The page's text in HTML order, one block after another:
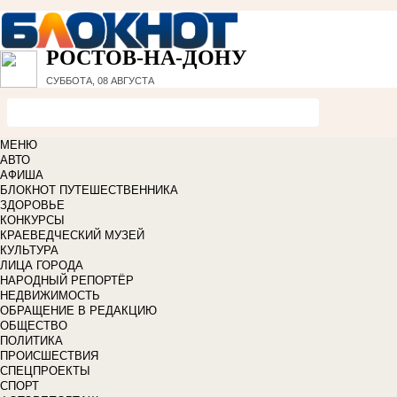
РОСТОВ-НА-ДОНУ
СУББОТА, 08 АВГУСТА
МЕНЮ
АВТО
АФИША
БЛОКНОТ ПУТЕШЕСТВЕННИКА
ЗДОРОВЬЕ
КОНКУРСЫ
КРАЕВЕДЧЕСКИЙ МУЗЕЙ
КУЛЬТУРА
ЛИЦА ГОРОДА
НАРОДНЫЙ РЕПОРТЁР
НЕДВИЖИМОСТЬ
ОБРАЩЕНИЕ В РЕДАКЦИЮ
ОБЩЕСТВО
ПОЛИТИКА
ПРОИСШЕСТВИЯ
СПЕЦПРОЕКТЫ
СПОРТ